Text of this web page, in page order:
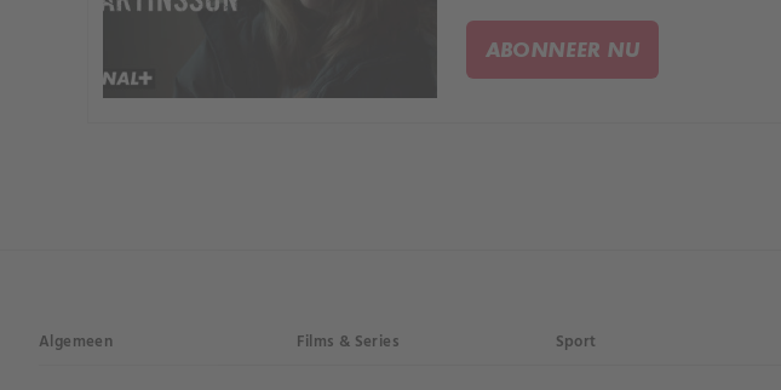
ABONNEER NU
Algemeen Films & Series Sport